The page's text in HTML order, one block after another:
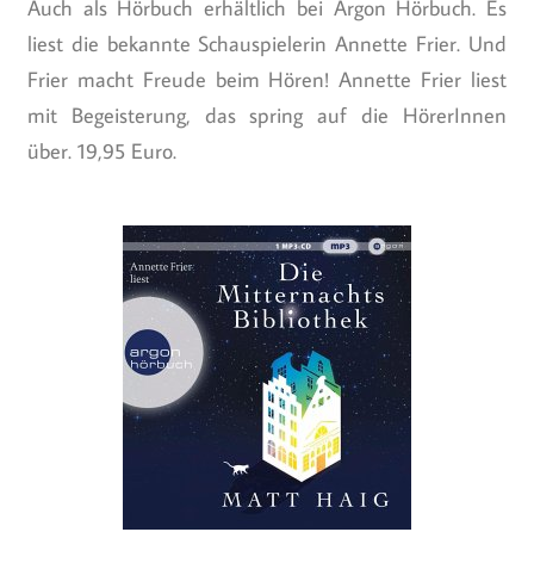
Auch als Hörbuch erhältlich bei Argon Hörbuch. Es
liest die bekannte Schauspielerin Annette Frier. Und
Frier macht Freude beim Hören! Annette Frier liest
mit Begeisterung, das spring auf die HörerInnen
über. 19,95 Euro.